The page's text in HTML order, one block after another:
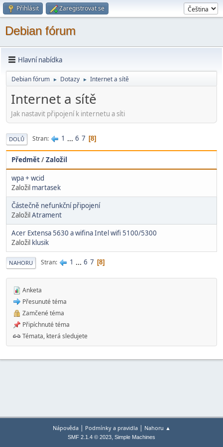
Přihlásit Zaregistrovat se
Debian fórum
Hlavní nabídka
Debian fórum ► Dotazy ► Internet a sítě
Internet a sítě
Jak nastavit připojení k internetu a síti
DOLŮ Stran 1 ... 6 7 8
Předmět/Založil
wpa + wcid
Založil martasek
Částečně nefunkční připojení
ZaložilAtrament
Acer Extensa 5630 a wifina Intel wifi 5100/5300
Založil klusik
NAHORU Stran 1 ... 6 7 8
Anketa
Přesunuté téma
Zamčené téma
Připíchnuté téma
Témata, která sledujete
Nápověda| Podmínky a pravidla| Nahoru ▲
SMF 2.1.4 © 2023, Simple Machines